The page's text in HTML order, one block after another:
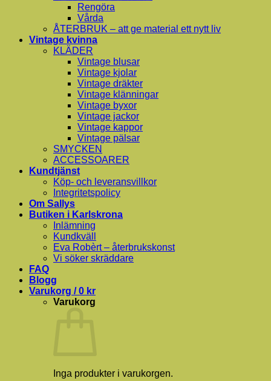
Rengöra
Vårda
ÅTERBRUK – att ge material ett nytt liv
Vintage kvinna
KLÄDER
Vintage blusar
Vintage kjolar
Vintage dräkter
Vintage klänningar
Vintage byxor
Vintage jackor
Vintage kappor
Vintage pälsar
SMYCKEN
ACCESSOARER
Kundtjänst
Köp- och leveransvillkor
Integritetspolicy
Om Sallys
Butiken i Karlskrona
Inlämning
Kundkväll
Eva Robèrt – återbrukskonst
Vi söker skräddare
FAQ
Blogg
Varukorg / 0 kr
Varukorg
Inga produkter i varukorgen.